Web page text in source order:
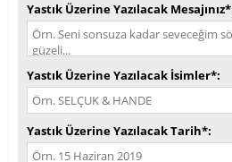
Yastık Üzerine Yazılacak Mesajınız*
Yastık Üzerine Yazılacak İsimler*
Yastık Üzerine Yazılacak Tarih*